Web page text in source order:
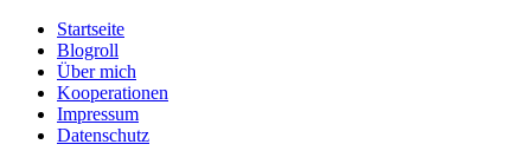
Startseite
Blogroll
Über mich
Kooperationen
Impressum
Datenschutz